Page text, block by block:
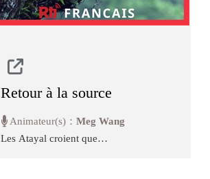
Retour à la source
Animateur(s)：Meg Wang
Les Atayal croient que